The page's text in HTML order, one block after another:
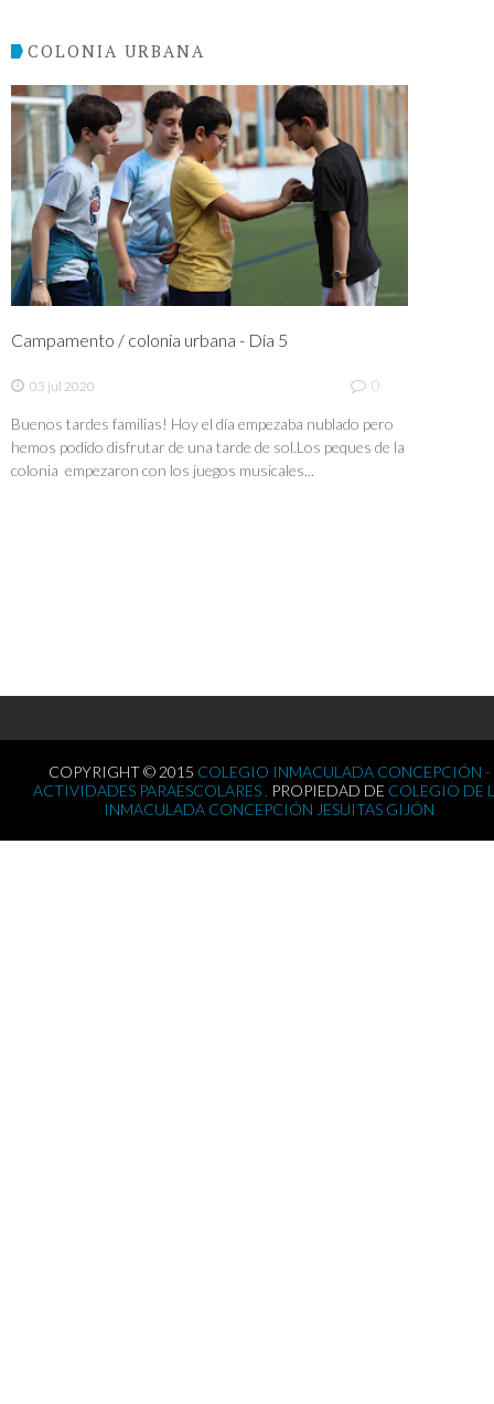
COLONIA URBANA
Campamento / colonia urbana - Día 5
03 jul 2020 0
Buenos tardes familias! Hoy el día empezaba nublado pero
hemos podido disfrutar de una tarde de sol.Los peques de la
colonia empezaron con los juegos musicales...
COPYRIGHT © 2015 COLEGIO INMACULADA CONCEPCIÓN -
ACTIVIDADES PARAESCOLARES . PROPIEDAD DE COLEGIO DE
INMACULADA CONCEPCIÓN JESUITAS GIJÓN